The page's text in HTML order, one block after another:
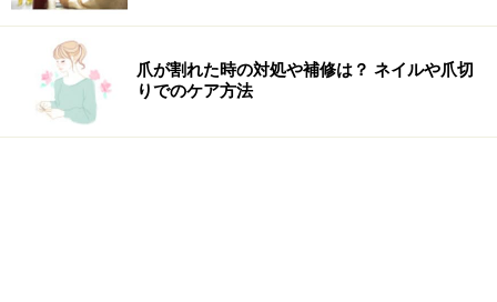
爪が割れた時の対処や補修は？ ネイルや爪切
りでのケア方法